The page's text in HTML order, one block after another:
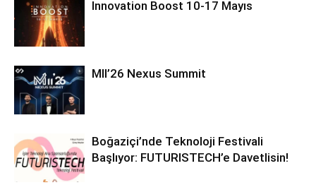
Innovation Boost 10-17 Mayıs
MII’26 Nexus Summit
Boğaziçi’nde Teknoloji Festivali
Başlıyor: FUTURISTECH’e Davetlisin!